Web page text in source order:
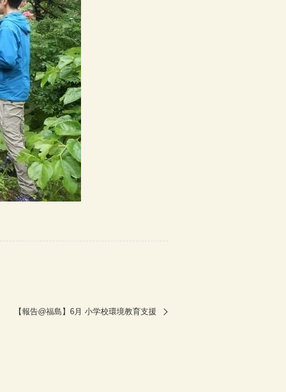
【報告@福島】6月 小学校環境教育支援